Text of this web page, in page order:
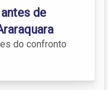
de
do confronto